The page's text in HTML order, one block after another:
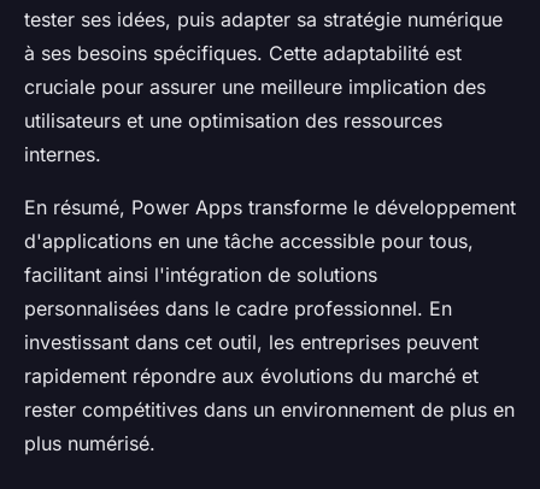
tester ses idées, puis adapter sa stratégie numérique
à ses besoins spécifiques. Cette adaptabilité est
cruciale pour assurer une meilleure implication des
utilisateurs et une optimisation des ressources
internes.
En résumé, Power Apps transforme le développement
d'applications en une tâche accessible pour tous,
facilitant ainsi l'intégration de solutions
personnalisées dans le cadre professionnel. En
investissant dans cet outil, les entreprises peuvent
rapidement répondre aux évolutions du marché et
rester compétitives dans un environnement de plus en
plus numérisé.